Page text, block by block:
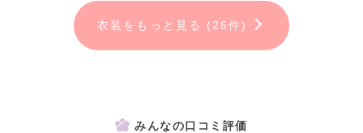
衣装をもっと見る (26件)
みんなの口コミ評価